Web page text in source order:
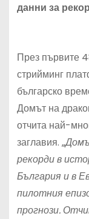
данни за
През първите
стрийминг
българско
Домът на
отчита най-
заглавия. „
рекорди в
България и в
пилотния
прогнози.